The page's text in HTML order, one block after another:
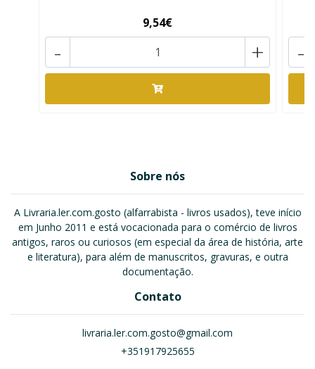
9,54€
+
- -
Sobre nós
A Livraria.ler.com.gosto (alfarrabista - livros usados), teve início
em Junho 2011 e está vocacionada para o comércio de livros
antigos, raros ou curiosos (em especial da área de história, arte
e literatura), para além de manuscritos, gravuras, e outra
documentação.
Contato
livraria.ler.com.gosto@gmail.com
+351917925655